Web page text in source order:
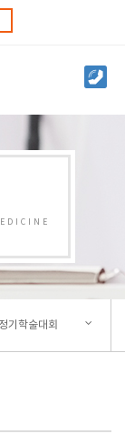
정기학술대회